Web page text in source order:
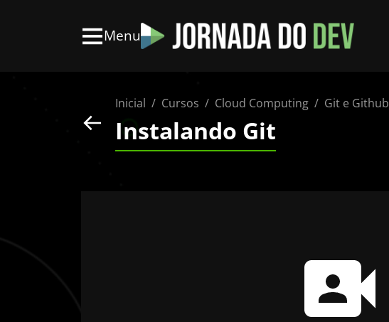
Menu
Inicial Cursos Cloud Computing Git e Github
Instalando Git